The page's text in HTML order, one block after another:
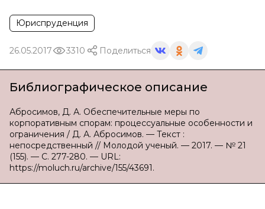
Юриспруденция
26.05.2017 3310 Поделиться
Библиографическое описание
Абросимов, Д. А. Обеспечительные меры по
корпоративным спорам: процессуальные особенности и
ограничения / Д. А. Абросимов. — Текст :
непосредственный // Молодой ученый. — 2017. — № 21
(155). — С. 277-280. — URL:
https://moluch.ru/archive/155/43691.